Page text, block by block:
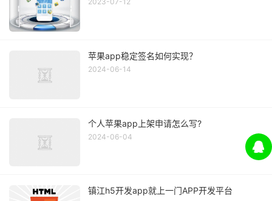
苹果app稳定签名如何实现？
2024-06-14
个人苹果app上架申请怎么写?
2024-06-04
镇江h5开发app就上一门APP开发平台